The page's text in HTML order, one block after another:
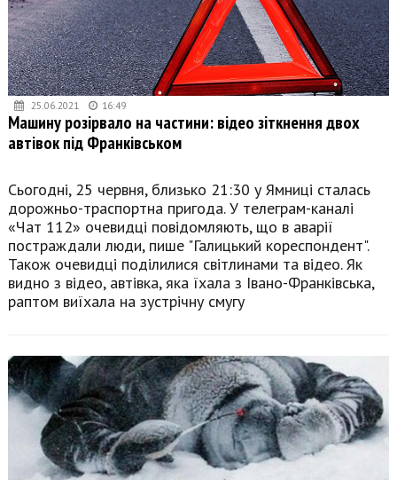
25.06.2021 16:49
Машину розірвало на частини: відео зіткнення двох
автівок під Франківськом
Сьогодні, 25 червня, близько 21:30 у Ямниці сталась
дорожньо-траспортна пригода. У телеграм-каналі
«Чат 112» очевидці повідомляють, що в аварії
постраждали люди, пише "Галицький кореспондент".
Також очевидці поділилися світлинами та відео. Як
видно з відео, автівка, яка їхала з Івано-Франківська,
раптом виїхала на зустрічну смугу